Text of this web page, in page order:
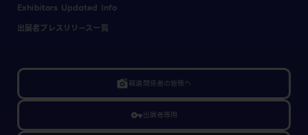
Exhibitors Updated Info
出展者プレスリリース一覧
linked_camera報道関係者の皆様へ
vpn_key出展者専用